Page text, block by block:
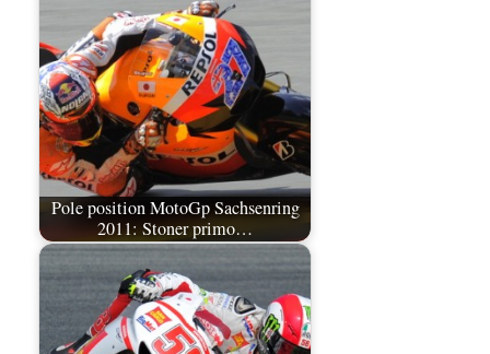
Pole position MotoGp Sachsenring
2011: Stoner primo…